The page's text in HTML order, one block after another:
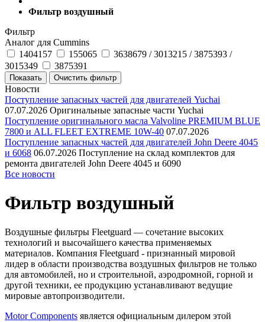
Фильтр воздушный
Фильтр
Аналог для Cummins
1404157
155065
3638679 / 3013215 / 3875393 /
3015349
3875391
Новости
Поступление запасных частей для двигателей Yuchai
07.07.2026 Оригинальные запасные части Yuchai
Поступление оригинального масла Valvoline PREMIUM BLUE
7800 и ALL FLEET EXTREME 10W-40 07.07.2026
Поступление запасных частей для двигателей John Deere 4045
и 6068 06.07.2026 Поступление на склад комплектов для
ремонта двигателей John Deere 4045 и 6090
Все новости
Фильтр воздушный
Воздушные фильтры Fleetguard — сочетание высоких
технологий и высочайшего качества применяемых
материалов. Компания Fleetguard - признанный мировой
лидер в области производства воздушных фильтров не только
для автомобилей, но и строительной, аэродромной, горной и
другой техники, ее продукцию устанавливают ведущие
мировые автопроизводители.
Motor Components является официальным дилером этой